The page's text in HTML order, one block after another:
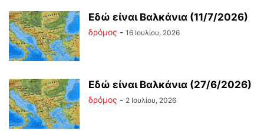
Εδώ είναι Βαλκάνια (11/7/2026)
δρόμος - 16 Ιουλίου, 2026
Εδώ είναι Βαλκάνια (27/6/2026)
δρόμος - 2 Ιουλίου, 2026